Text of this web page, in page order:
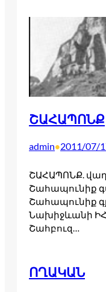
ՇԱՀԱՊՈՆՔ
admin•2011/07/
ՇԱՀԱՊՈՆՔ.
Շահապունիք
Շահապունիք
Նախիջևանի ԻՀ
Շահբուզ…
ՈՂԱԿԱՆ